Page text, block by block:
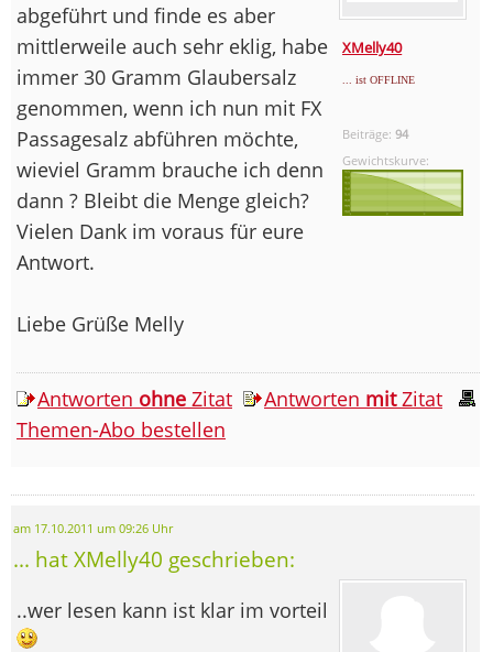
XMelly40
... ist OFFLINE
Beiträge:94
Gewichtskurve:
abgeführt und finde es aber
mittlerweile auch sehr eklig, habe
immer 30 Gramm Glaubersalz
genommen, wenn ich nun mit FX
Passagesalz abführen möchte,
wieviel Gramm brauche ich denn
dann ? Bleibt die Menge gleich?
Vielen Dank im voraus für eure
Antwort.
Liebe Grüße Melly
Antworten ohne Zitat Antworten mitZitat
Themen-Abo bestellen
am 17.10.2011 um 09:26 Uhr
... hat XMelly40 geschrieben:
..wer lesen kann ist klar im vorteil